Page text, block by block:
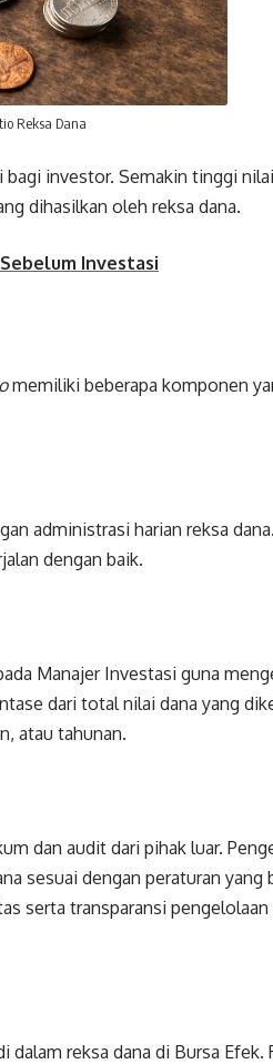
Reksa Dana
investor. Semakin tinggi nilai
dihasilkan oleh reksa dana.
Investasi
memiliki beberapa komponen
administrasi harian reksa
dengan baik.
Manajer Investasi guna
dari total nilai dana yang
atau tahunan.
dan audit dari pihak luar.
sesuai dengan peraturan yang
serta transparansi pengelolaan
reksa dana di Bursa Efek.